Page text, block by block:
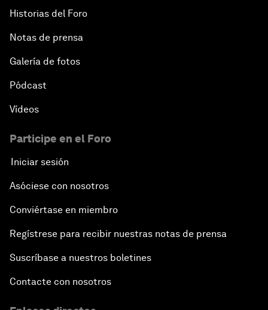
Historias del Foro
Notas de prensa
Galería de fotos
Pódcast
Vídeos
Participe en el Foro
Iniciar sesión
Asóciese con nosotros
Conviértase en miembro
Regístrese para recibir nuestras notas de prensa
Suscríbase a nuestros boletines
Contacte con nosotros